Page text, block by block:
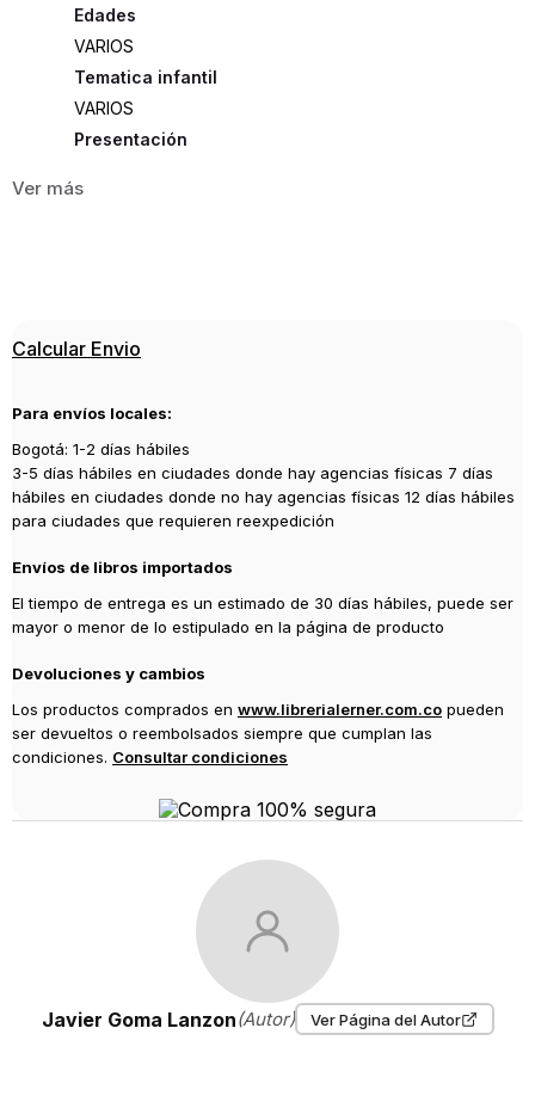
Edades
VARIOS
Tematica infantil
VARIOS
Presentación
TAURUS
2014
Calcular Envio
Para envíos locales:
Bogotá: 1-2 días hábiles
3-5 días hábiles en ciudades donde hay agencias físicas 7 días
hábiles en ciudades donde no hay agencias físicas 12 días hábiles
para ciudades que requieren reexpedición
Envíos de libros importados
El tiempo de entrega es un estimado de 30 días hábiles, puede ser
mayor o menor de lo estipulado en la página de producto
Devoluciones y cambios
Los productos comprados en www.librerialerner.com.co pueden
ser devueltos o reembolsados siempre que cumplan las
condiciones. Consultar condiciones
Javier Goma Lanzon(Autor) Ver Página del Autor